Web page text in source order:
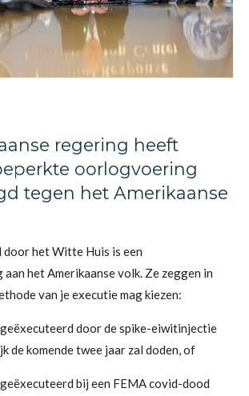
regering heeft
oorlogvoering
tegen het Amerikaanse
het Witte Huis is een
het Amerikaanse volk. Ze zeggen in
van je executie mag kiezen:
door de spike-eiwitinjectie
de komende twee jaar zal doden, of
bij een FEMA covid-dood